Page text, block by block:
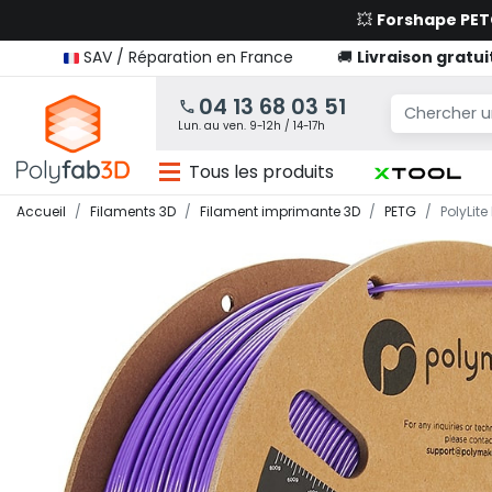
💥 Forshape
SAV / Réparation en France
🚚 Livraison
04 13 68 03 51
Lun. au ven. 9-12h / 14-17h
Tous les produits
Accueil Filaments 3D Filament imprimante 3D PETG